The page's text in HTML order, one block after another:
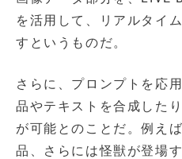
を活用して、リアルタイ
すというものだ。
さらに、プロンプトを応
品やテキストを合成した
が可能とのことだ。例え
品、さらには怪獣が登場